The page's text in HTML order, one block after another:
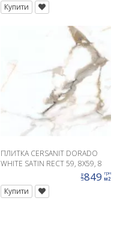
Купити
ПЛИТКА CERSANIT DORADO
WHITE SATIN RECT 59, 8X59, 8
ціна849 грн
м2
Купити